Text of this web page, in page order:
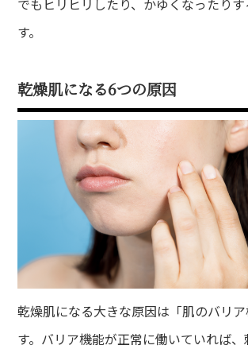
でもヒリヒリしたり、かゆくなったり
す。
乾燥肌になる6つの原因
乾燥肌になる大きな原因は「肌のバリ
す。バリア機能が正常に働いていれば